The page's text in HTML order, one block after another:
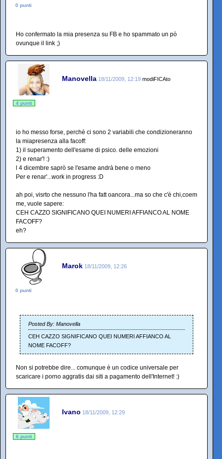
0 punti
Ho confermato la mia presenza su FB e ho spammato un pò
ovunque il link ;)
Manovella 18/11/2009, 12:19 modiFICAto
4 punti
io ho messo forse, perchè ci sono 2 variabili che condizioneranno
la miapresenza alla facoff:
1) il superamento dell'esame di psico. delle emozioni
2) e renar'! :)
l 4 dicembre saprò se l'esame andrà bene o meno
Per e renar'...work in progress :D
ah poi, visrto che nessuno l'ha fatt oancora...ma so che c'è chi,coem
me, vuole sapere:
CEH CAZZO SIGNIFICANO QUEI NUMERI AFFIANCO AL NOME
FACOFF?
eh?
Marok 18/11/2009, 12:26
0 punti
Posted By: Manovella
CEH CAZZO SIGNIFICANO QUEI NUMERI AFFIANCO AL
NOME FACOFF?
Non si potrebbe dire... comunque è un codice universale per
scaricare i porno aggratis dai siti a pagamento dell'Internet! :)
Ivano 18/11/2009, 12:29
6 punti